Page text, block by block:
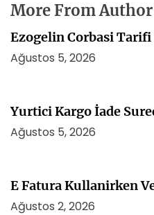
More From Author
Ezogelin Corbasi Tarifi
Ağustos 5, 2026
Yurtici Kargo İade
Ağustos 5, 2026
E Fatura Kullanirken
Ağustos 2, 2026